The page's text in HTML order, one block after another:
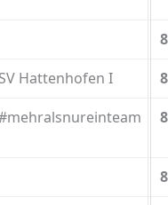
SV Hattenhofen I